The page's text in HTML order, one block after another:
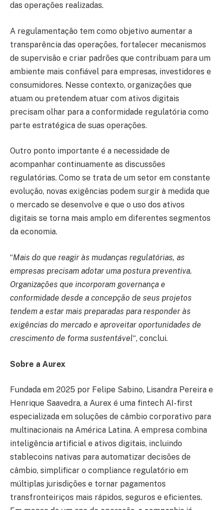
das operações realizadas.
A regulamentação tem como objetivo aumentar a
transparência das operações, fortalecer mecanismos
de supervisão e criar padrões que contribuam para um
ambiente mais confiável para empresas, investidores e
consumidores. Nesse contexto, organizações que
atuam ou pretendem atuar com ativos digitais
precisam olhar para a conformidade regulatória como
parte estratégica de suas operações.
Outro ponto importante é a necessidade de
acompanhar continuamente as discussões
regulatórias. Como se trata de um setor em constante
evolução, novas exigências podem surgir à medida que
o mercado se desenvolve e que o uso dos ativos
digitais se torna mais amplo em diferentes segmentos
da economia.
“Mais do que reagir às mudanças regulatórias, as
empresas precisam adotar uma postura preventiva.
Organizações que incorporam governança e
conformidade desde a concepção de seus projetos
tendem a estar mais preparadas para responder às
exigências do mercado e aproveitar oportunidades de
crescimento de forma sustentável“, conclui.
Sobre a Aurex
Fundada em 2025 por Felipe Sabino, Lisandra Pereira e
Henrique Saavedra, a Aurex é uma fintech AI-first
especializada em soluções de câmbio corporativo para
multinacionais na América Latina. A empresa combina
inteligência artificial e ativos digitais, incluindo
stablecoins nativas para automatizar decisões de
câmbio, simplificar o compliance regulatório em
múltiplas jurisdições e tornar pagamentos
transfronteiriços mais rápidos, seguros e eficientes.